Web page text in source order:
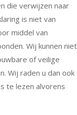
die verwijzen naar
is niet van
middel van
Wij kunnen niet
of veilige
Wij raden u dan ook
te lezen alvorens